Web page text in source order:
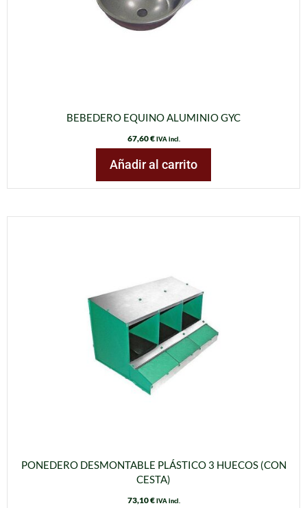
BEBEDERO EQUINO ALUMINIO GYC
67,60€ IVA incl.
Añadir al carrito
PONEDERO DESMONTABLE PLÁSTICO 3 HUECOS (CON
CESTA)
73,10€ IVA incl.